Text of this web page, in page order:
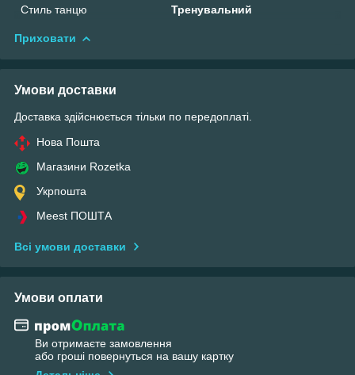
Стиль танцю Тренувальний
Приховати
Умови доставки
Доставка здійснюється тільки по передоплаті.
Нова Пошта
Магазини Rozetka
Укрпошта
Meest ПОШТА
Всі умови доставки
Умови оплати
Ви отримаєте замовлення
або гроші повернуться на вашу картку